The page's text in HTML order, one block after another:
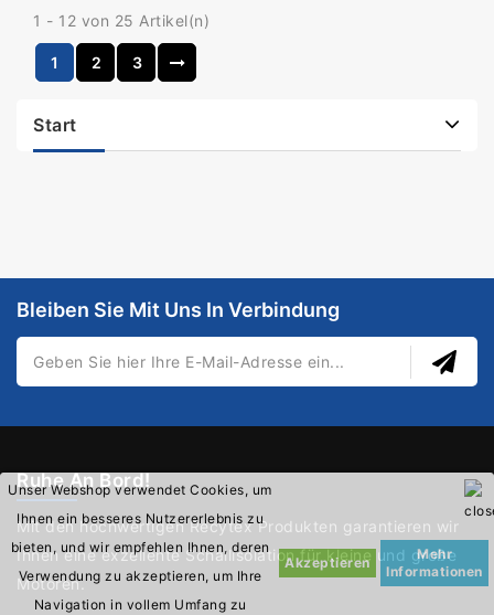
Unser Webshop verwendet Cookies, um
Ihnen ein besseres Nutzererlebnis zu
bieten, und wir empfehlen Ihnen, deren
Verwendung zu akzeptieren, um Ihre
Navigation in vollem Umfang zu
Akzeptieren
Mehr
Informationen
1 - 12 von 25 Artikel(n)
1 2 3
Start
Bleiben Sie Mit Uns In Verbindung
Ruhe An Bord!
Mit den hochwertigen Recytex Produkten garantieren wir
Ihnen eine exzellente Schallisolation für kleine und große
Motoren.